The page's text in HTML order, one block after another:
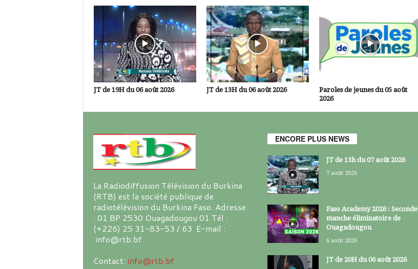
JT de 19H du 06 août 2026 JT de 13H du 06 août 2026
Paroles de jeunes du 05 août
2026
La Radiodiffusion Télévision du Burkina
(RTB) est la société publique de
radiotélévision du Burkina Faso. Adresse
: 01 BP 2530 Ouagadougou 01 Tél :
(+226) 25 31-83-53 / 63 E-mail :
info@rtb.bf
Contact: info@rtb.bf
ENCORE PLUS NEWS
JT de 13h du 07 août 2026
7 août 2026
Faso Academy 2026 : Seconde
manche éliminatoire de
Ouagadougou
6 août 2026
JT de 20H du 06 août 2026